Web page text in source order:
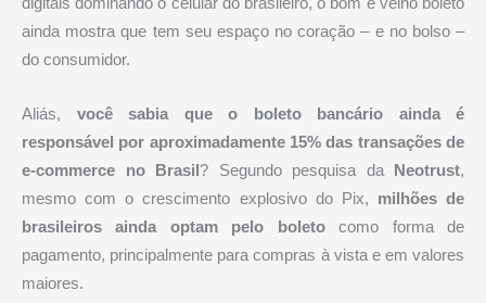
ainda mostra que tem seu espaço no coração – e no bolso –
do consumidor.
Aliás, você sabia que o boleto bancário ainda é
responsável por aproximadamente 15% das transações de
e-commerce no Brasil? Segundo pesquisa da Neotrust,
mesmo com o crescimento explosivo do Pix, milhões de
brasileiros ainda optam pelo boletocomo forma de
pagamento, principalmente para compras à vista e em valores
maiores.